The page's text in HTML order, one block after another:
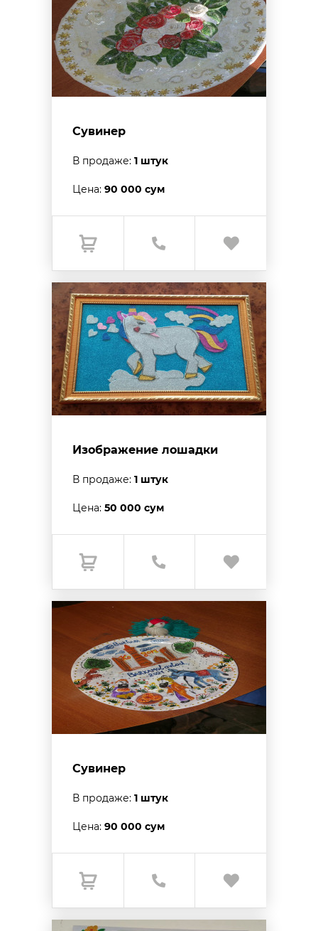
Сувинер
В продаже: 1 штук
Цена: 90 000 сум
Изображение лошадки
В продаже: 1 штук
Цена: 50 000 сум
Сувинер
В продаже: 1 штук
Цена: 90 000 сум